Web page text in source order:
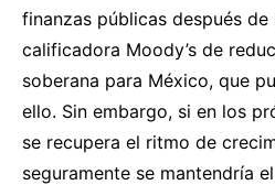
finanzas públicas después
calificadora Moody’s de
soberana para México, que
ello. Sin embargo, si en los
se recupera el ritmo de
seguramente se mantendría